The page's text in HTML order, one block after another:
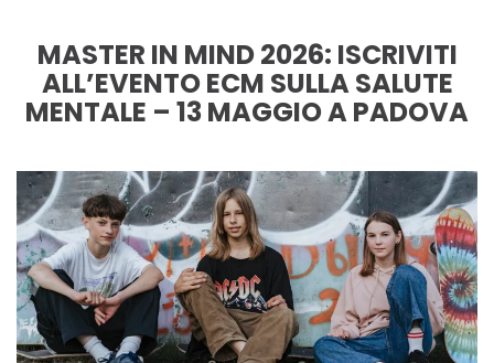
MASTER IN MIND 2026: ISCRIVITI
ALL’EVENTO ECM SULLA SALUTE
MENTALE – 13 MAGGIO A PADOVA